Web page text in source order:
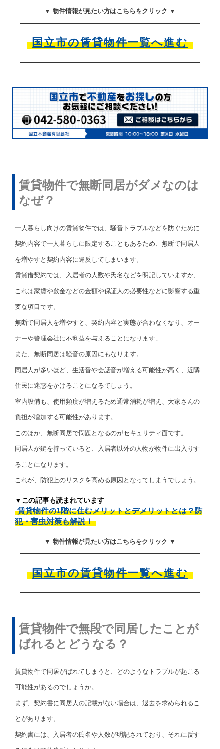
▼ 物件情報が見たい方はこちらをクリック ▼
国立市の賃貸物件一覧へ進む
賃貸物件で無断同居がダメなのは
なぜ？
一人暮らし向けの賃貸物件では、騒音トラブルなどを防ぐために
契約内容で一人暮らしに限定することもあるため、無断で同居人
を増やすと契約内容に違反してしまいます。
賃貸借契約では、入居者の人数や氏名などを明記していますが、
これは家賃や敷金などの金額や保証人の必要性などに影響する重
要な項目です。
無断で同居人を増やすと、契約内容と実態が合わなくなり、オー
ナーや管理会社に不利益を与えることになります。
また、無断同居は騒音の原因にもなります。
同居人が多いほど、生活音や会話音が増える可能性が高く、近隣
住民に迷惑をかけることになるでしょう。
室内設備も、使用頻度が増えるため通常消耗が増え、大家さんの
負担が増加する可能性があります。
このほか、無断同居で問題となるのがセキュリティ面です。
同居人が鍵を持っていると、入居者以外の人物が物件に出入りす
ることになります。
これが、防犯上のリスクを高める原因となってしまうでしょう。
▼この記事も読まれています
賃貸物件の1階に住むメリットとデメリットとは？防
犯・害虫対策も解説！
▼ 物件情報が見たい方はこちらをクリック ▼
国立市の賃貸物件一覧へ進む
賃貸物件で無段で同居したことが
ばれるとどうなる？
賃貸物件で同居がばれてしまうと、どのようなトラブルが起こる
可能性があるのでしょうか。
まず、契約書に同居人の記載がない場合は、退去を求められるこ
とがあります。
契約書には、入居者の氏名や人数が明記されており、それに反す